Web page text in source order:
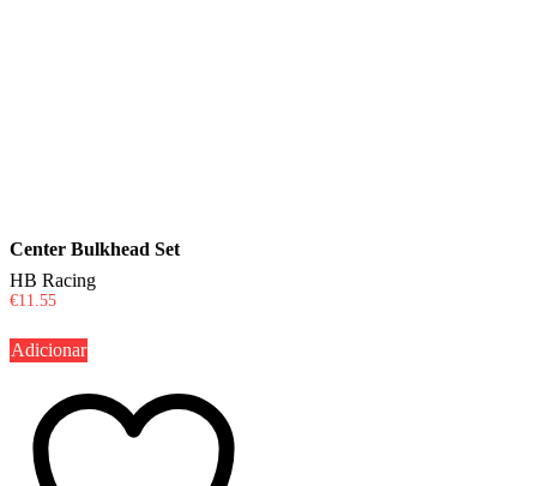
Center Bulkhead Set
HB Racing
€11.55
Adicionar